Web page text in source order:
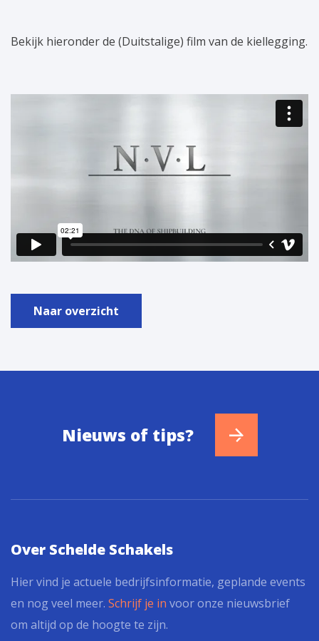
Bekijk hieronder de (Duitstalige) film van de kiellegging.
Naar overzicht
Nieuws of tips?
Over Schelde Schakels
Hier vind je actuele bedrijfsinformatie, geplande events
en nog veel meer. Schrijf je in voor onze nieuwsbrief
om altijd op de hoogte te zijn.